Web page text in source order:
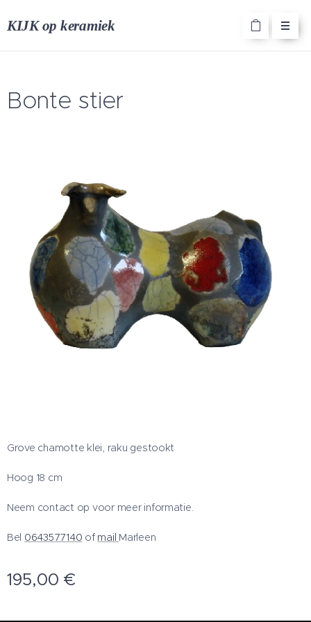
KIJK op keramiek
Bonte stier
Grove chamotte klei, raku gestookt
Hoog 18 cm
Neem contact op voor meer informatie.
Bel 0643577140 of mail Marleen
195,00 €